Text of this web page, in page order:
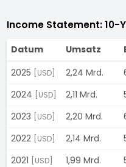
Income Statement: 10-
Datum Umsatz
2025
[USD] 2,24 Mrd.
2024
[USD] 2,11 Mrd.
2023
[USD] 2,20 Mrd.
2022
[USD] 2,14 Mrd.
2021
[USD] 1,99 Mrd.